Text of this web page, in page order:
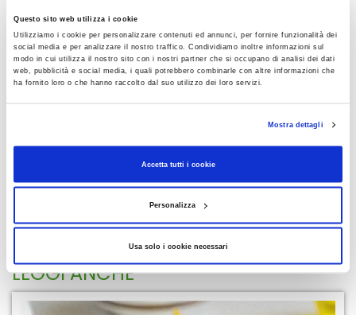
Questo sito web utilizza i cookie
Utilizziamo i cookie per personalizzare contenuti ed annunci, per fornire funzionalità dei
social media e per analizzare il nostro traffico. Condividiamo inoltre informazioni sul
modo in cui utilizza il nostro sito con i nostri partner che si occupano di analisi dei dati
web, pubblicità e social media, i quali potrebbero combinarle con altre informazioni che
ha fornito loro o che hanno raccolto dal suo utilizzo dei loro servizi.
Mostra dettagli
Accetta tutti i cookie
Personalizza
Usa solo i cookie necessari
Redatto da:
Bisagni Francesca
Facoltà di Scienze Agrarie, Alimentari e Ambientali
CONDIVIDI
AGGIUNGI AI PREFERITI
LEGGI ANCHE